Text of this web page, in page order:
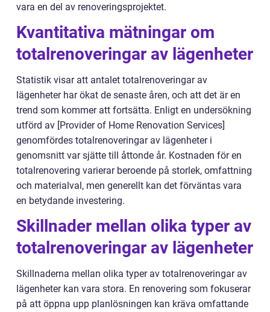
vara en del av renoveringsprojektet.
Kvantitativa mätningar om
totalrenoveringar av lägenheter
Statistik visar att antalet totalrenoveringar av
lägenheter har ökat de senaste åren, och att det är en
trend som kommer att fortsätta. Enligt en undersökning
utförd av [Provider of Home Renovation Services]
genomfördes totalrenoveringar av lägenheter i
genomsnitt var sjätte till åttonde år. Kostnaden för en
totalrenovering varierar beroende på storlek, omfattning
och materialval, men generellt kan det förväntas vara
en betydande investering.
Skillnader mellan olika typer av
totalrenoveringar av lägenheter
Skillnaderna mellan olika typer av totalrenoveringar av
lägenheter kan vara stora. En renovering som fokuserar
på att öppna upp planlösningen kan kräva omfattande